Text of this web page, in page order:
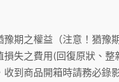
期之權益（注意！猶豫
損失之費用(回復原狀、
到商品開箱時請務必錄